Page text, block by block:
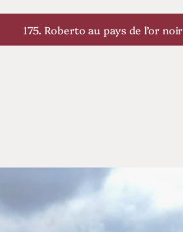
175. Roberto au pays de l’or noir